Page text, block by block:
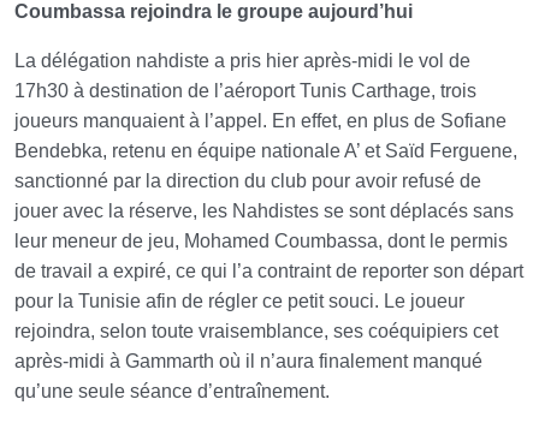
Coumbassa rejoindra le groupe aujourd’hui
La délégation nahdiste a pris hier après-midi le vol de
17h30 à destination de l’aéroport Tunis Carthage, trois
joueurs manquaient à l’appel. En effet, en plus de Sofiane
Bendebka, retenu en équipe nationale A’ et Saïd Ferguene,
sanctionné par la direction du club pour avoir refusé de
jouer avec la réserve, les Nahdistes se sont déplacés sans
leur meneur de jeu, Mohamed Coumbassa, dont le permis
de travail a expiré, ce qui l’a contraint de reporter son départ
pour la Tunisie afin de régler ce petit souci. Le joueur
rejoindra, selon toute vraisemblance, ses coéquipiers cet
après-midi à Gammarth où il n’aura finalement manqué
qu’une seule séance d’entraînement.